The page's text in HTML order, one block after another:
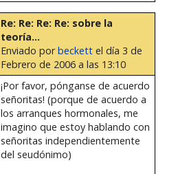
Re: Re: Re: Re: sobre la
teoría...
Enviado porbeckettel día 3 de
Febrero de 2006 a las 13:10
¡Por favor, pónganse de acuerdo
señoritas! (porque de acuerdo a
los arranques hormonales, me
imagino que estoy hablando con
señoritas independientemente
del seudónimo)